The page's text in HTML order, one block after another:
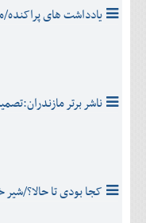
یادداشت های
ناشر برتر
کجا بودی تا حالا؟/